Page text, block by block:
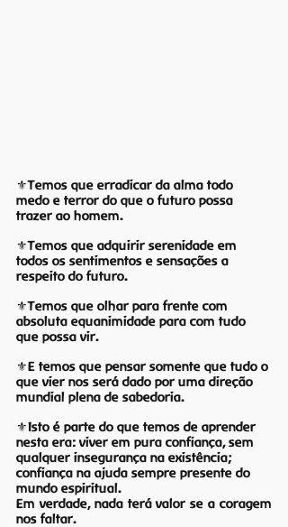
⚜️Temos que erradicar da alma todo
medo e terror do que o futuro possa
trazer ao homem.
⚜️Temos que adquirir serenidade em
todos os sentimentos e sensações a
respeito do futuro.
⚜️Temos que olhar para frente com
absoluta equanimidade para com tudo
que possa vir.
⚜️E temos que pensar somente que tudo o
que vier nos será dado por uma direção
mundial plena de sabedoria.
⚜️Isto é parte do que temos de aprender
nesta era: viver em pura confiança, sem
qualquer insegurança na existência;
confiança na ajuda sempre presente do
mundo espiritual.
Em verdade, nada terá valor se a coragem
nos faltar.